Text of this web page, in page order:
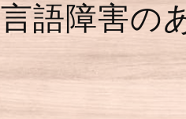
言語障害の